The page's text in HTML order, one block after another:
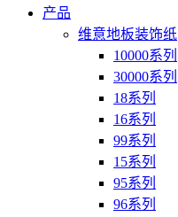
产品
维意地板装饰纸
10000系列
30000系列
18系列
16系列
99系列
15系列
95系列
96系列